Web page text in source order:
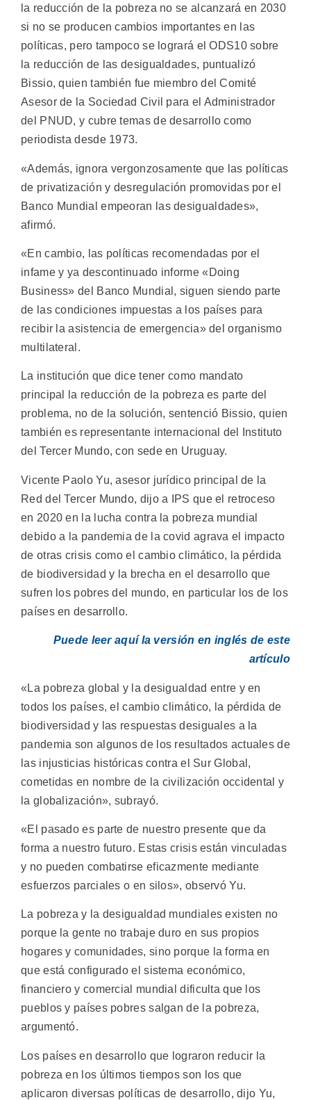
la reducción de la pobreza no se alcanzará en 2030
si no se producen cambios importantes en las
políticas, pero tampoco se logrará el ODS10 sobre
la reducción de las desigualdades, puntualizó
Bissio, quien también fue miembro del Comité
Asesor de la Sociedad Civil para el Administrador
del PNUD, y cubre temas de desarrollo como
periodista desde 1973.
«Además, ignora vergonzosamente que las políticas
de privatización y desregulación promovidas por el
Banco Mundial empeoran las desigualdades»,
afirmó.
«En cambio, las políticas recomendadas por el
infame y ya descontinuado informe «Doing
Business» del Banco Mundial, siguen siendo parte
de las condiciones impuestas a los países para
recibir la asistencia de emergencia» del organismo
multilateral.
La institución que dice tener como mandato
principal la reducción de la pobreza es parte del
problema, no de la solución, sentenció Bissio, quien
también es representante internacional del Instituto
del Tercer Mundo, con sede en Uruguay.
Vicente Paolo Yu, asesor jurídico principal de la
Red del Tercer Mundo, dijo a IPS que el retroceso
en 2020 en la lucha contra la pobreza mundial
debido a la pandemia de la covid agrava el impacto
de otras crisis como el cambio climático, la pérdida
de biodiversidad y la brecha en el desarrollo que
sufren los pobres del mundo, en particular los de los
países en desarrollo.
Puede leer aquí la versión en inglés de este
artículo
«La pobreza global y la desigualdad entre y en
todos los países, el cambio climático, la pérdida de
biodiversidad y las respuestas desiguales a la
pandemia son algunos de los resultados actuales de
las injusticias históricas contra el Sur Global,
cometidas en nombre de la civilización occidental y
la globalización», subrayó.
«El pasado es parte de nuestro presente que da
forma a nuestro futuro. Estas crisis están vinculadas
y no pueden combatirse eficazmente mediante
esfuerzos parciales o en silos», observó Yu.
La pobreza y la desigualdad mundiales existen no
porque la gente no trabaje duro en sus propios
hogares y comunidades, sino porque la forma en
que está configurado el sistema económico,
financiero y comercial mundial dificulta que los
pueblos y países pobres salgan de la pobreza,
argumentó.
Los países en desarrollo que lograron reducir la
pobreza en los últimos tiempos son los que
aplicaron diversas políticas de desarrollo, dijo Yu,